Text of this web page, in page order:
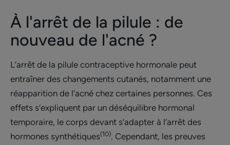
À l'arrêt de la pilule : de
nouveau de l'acné ?
L’arrêt de la pilule contraceptive hormonale peut
entraîner des changements cutanés, notamment une
réapparition de l’acné chez certaines personnes. Ces
effets s’expliquent par un déséquilibre hormonal
temporaire, le corps devant s’adapter à l’arrêt des
hormones synthétiques(10). Cependant, les preuves